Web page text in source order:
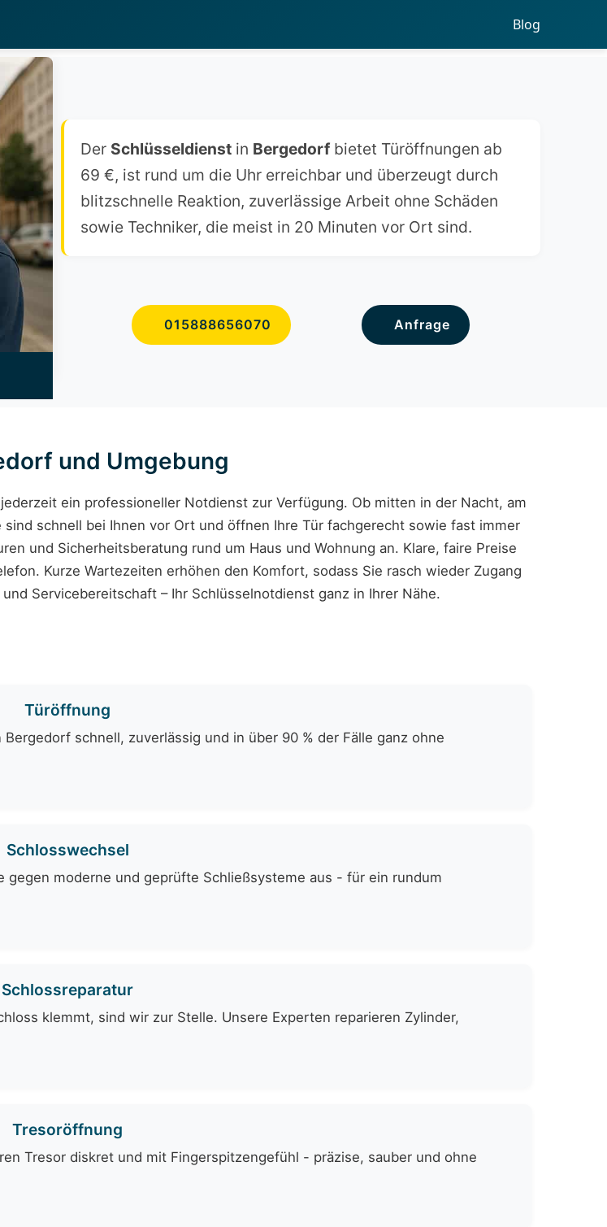
Blog
Der Schlüsseldienst in Bergedorf bietet Türöffnungen ab
69 €, ist rund um die Uhr erreichbar und überzeugt durch
blitzschnelle Reaktion, zuverlässige Arbeit ohne Schäden
sowie Techniker, die meist in 20 Minuten vor Ort sind.
015888656070 Anfrage
und Umgebung
ein professioneller Notdienst zur Verfügung. Ob mitten in der Nacht, am
schnell bei Ihnen vor Ort und öffnen Ihre Tür fachgerecht sowie fast immer
und Sicherheitsberatung rund um Haus und Wohnung an. Klare, faire Preise
Kurze Wartezeiten erhöhen den Komfort, sodass Sie rasch wieder Zugang
Servicebereitschaft – Ihr Schlüsselnotdienst ganz in Ihrer Nähe.
Türöffnung
schnell, zuverlässig und in über 90 % der Fälle ganz ohne
Schlosswechsel
moderne und geprüfte Schließsysteme aus - für ein rundum
Schlossreparatur
klemmt, sind wir zur Stelle. Unsere Experten reparieren Zylinder,
Tresoröffnung
Tresor diskret und mit Fingerspitzengefühl - präzise, sauber und ohne